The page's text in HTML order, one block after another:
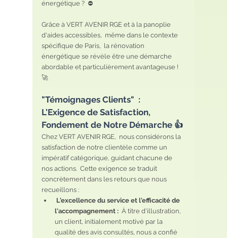
énergétique ?  ⛔
Grâce à VERT AVENIR RGE et à la panoplie
d'aides accessibles,  même dans le contexte
spécifique de Paris,  la rénovation
énergétique se révèle être une démarche
abordable et particulièrement avantageuse !
🚀
"Témoignages Clients"  :
L'Exigence de Satisfaction,
Fondement de Notre Démarche 👍
Chez VERT AVENIR RGE,  nous considérons la
satisfaction de notre clientèle comme un
impératif catégorique, guidant chacune de
nos actions.  Cette exigence se traduit
concrètement dans les retours que nous
recueillons :
L'excellence du service et l'efficacité de
l'accompagnement : À titre d'illustration,
un client, initialement motivé par la
qualité des avis consultés, nous a confié